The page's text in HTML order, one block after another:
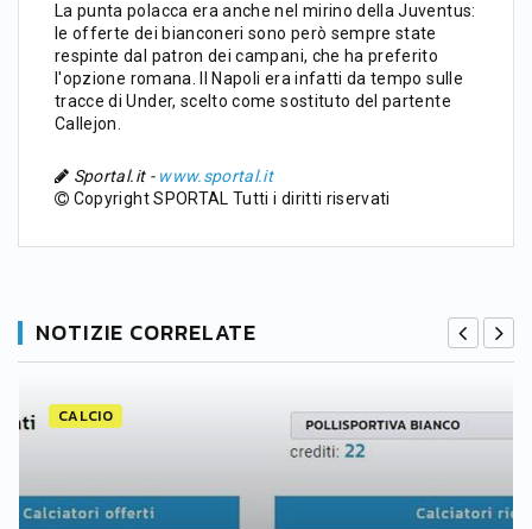
La punta polacca era anche nel mirino della Juventus:
le offerte dei bianconeri sono però sempre state
respinte dal patron dei campani, che ha preferito
l'opzione romana. Il Napoli era infatti da tempo sulle
tracce di Under, scelto come sostituto del partente
Callejon.
Sportal.it - www.sportal.it
Copyright SPORTAL Tutti i diritti riservati
NOTIZIE CORRELATE
CALCIO